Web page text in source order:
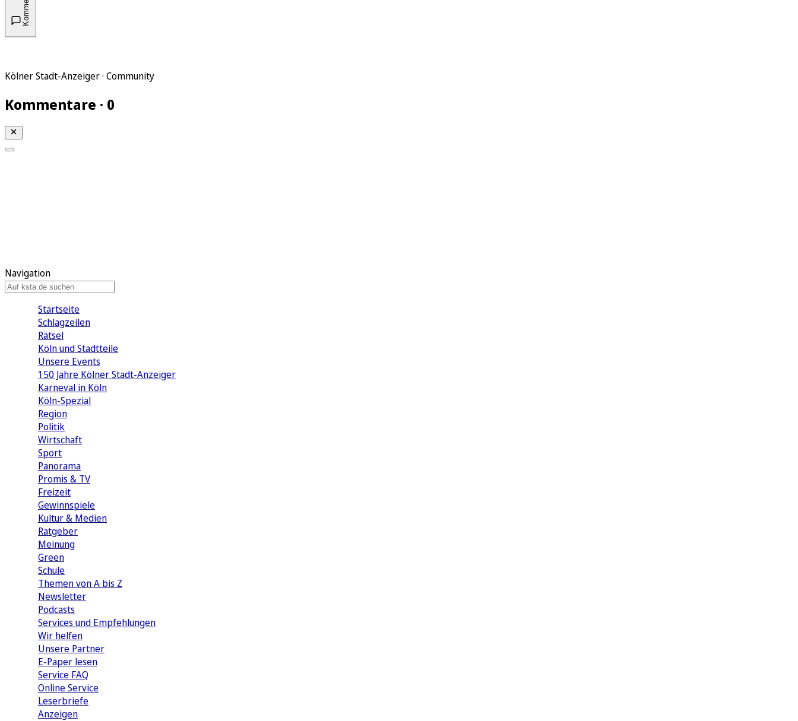
Kölner Stadt-Anzeiger · Community
Kommentare · 0
Navigation
Startseite
Schlagzeilen
Rätsel
Köln und Stadtteile
Unsere Events
150 Jahre Kölner Stadt-Anzeiger
Karneval in Köln
Köln-Spezial
Region
Politik
Wirtschaft
Sport
Panorama
Promis & TV
Freizeit
Gewinnspiele
Kultur & Medien
Ratgeber
Meinung
Green
Schule
Themen von A bis Z
Newsletter
Podcasts
Services und Empfehlungen
Wir helfen
Unsere Partner
E-Paper lesen
Service FAQ
Online Service
Leserbriefe
Anzeigen